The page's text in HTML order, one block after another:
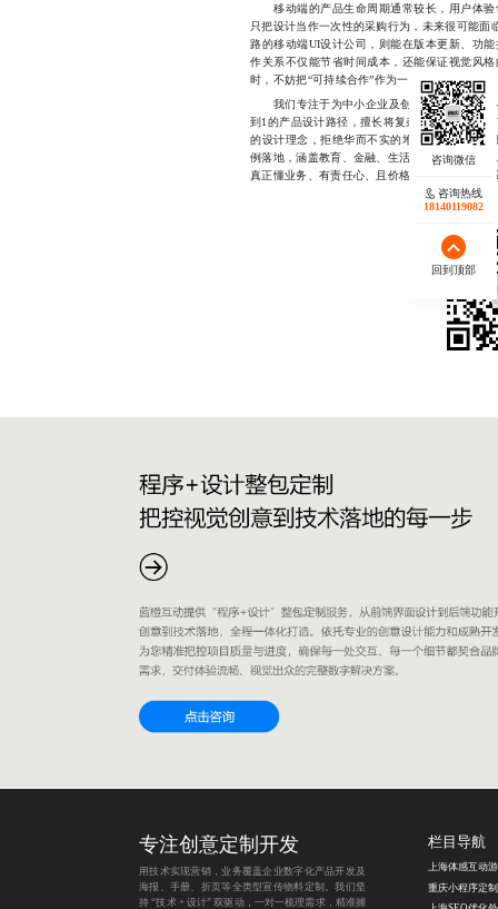
移动端的产品生命周期通常较长，用户体验
只把设计当作一次性的采购行为，未来很可能面
路的移动端UI设计公司，则能在版本更新、功
作关系不仅能节省时间成本，还能保证视觉风
时，不妨把“可持续合作”作为一项重要指标。
我们专注于为中小企业及创业团队提供定制
到1的产品设计路径，擅长将复杂功能转化为简
的设计理念，拒绝华而不实的堆砌，致力于打
例落地，涵盖教育、金融、生活服务等多个领域
真正懂业务、有责任心、且价格合理的移动端UI
咨询热线
18140119082
回到顶部
专注创意定制开发
用技术实现营销，业务覆盖企业数字化产品开发及
海报、手册、折页等全类型宣传物料定制。我们坚
持 “技术 + 设计” 双驱动，一对一梳理需求，精准捕
栏目导航